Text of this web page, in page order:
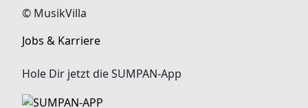
© MusikVilla
Jobs & Karriere
Hole Dir jetzt die SUMPAN-App